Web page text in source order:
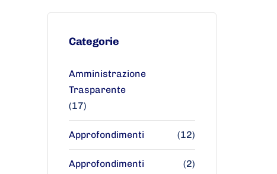
Categorie
Amministrazione
Trasparente
(17)
Approfondimenti (12)
Approfondimenti (2)